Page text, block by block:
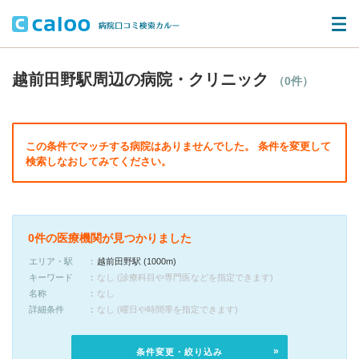
越前田野駅周辺の病院・クリニック （0件）
この条件でマッチする病院はありませんでした。 条件を変更して
検索しなおしてみてください。
0件の医療機関が見つかりました
エリア・駅
越前田野駅 (1000m)
キーワード
なし (診療科目や専門医などを指定できます)
名称
なし
詳細条件
なし (曜日や時間帯を指定できます)
条件変更・絞り込み